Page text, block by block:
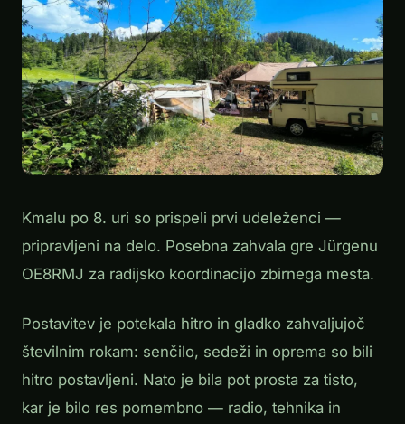
Kmalu po 8. uri so prispeli prvi udeleženci —
pripravljeni na delo. Posebna zahvala gre Jürgenu
OE8RMJ za radijsko koordinacijo zbirnega mesta.
Postavitev je potekala hitro in gladko zahvaljujoč
številnim rokam: senčilo, sedeži in oprema so bili
hitro postavljeni. Nato je bila pot prosta za tisto,
kar je bilo res pomembno — radio, tehnika in